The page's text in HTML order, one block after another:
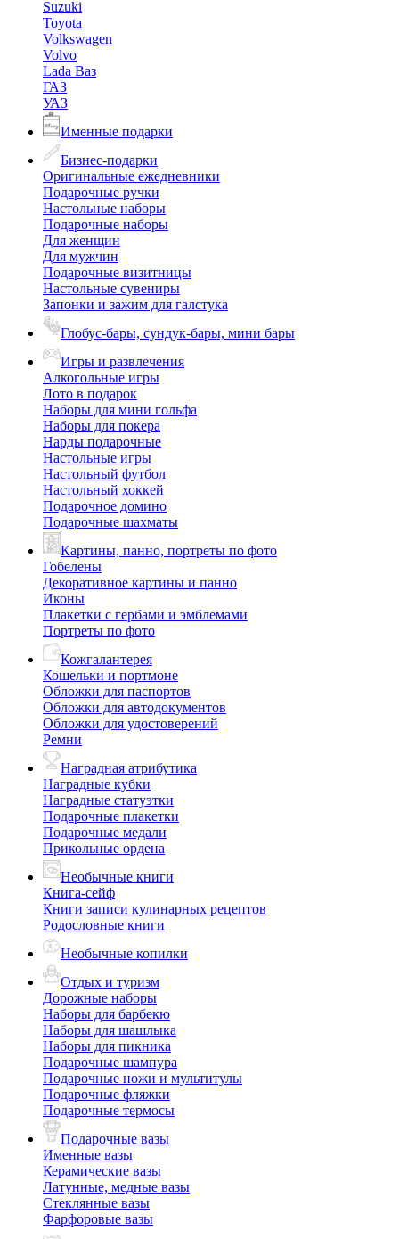
Suzuki
Toyota
Volkswagen
Volvo
Lada Ваз
ГАЗ
УАЗ
Именные подарки
Бизнес-подарки
Оригинальные ежедневники
Подарочные ручки
Настольные наборы
Подарочные наборы
Для женщин
Для мужчин
Подарочные визитницы
Настольные сувениры
Запонки и зажим для галстука
Глобус-бары, сундук-бары, мини бары
Игры и развлечения
Алкогольные игры
Лото в подарок
Наборы для мини гольфа
Наборы для покера
Нарды подарочные
Настольные игры
Настольный футбол
Настольный хоккей
Подарочное домино
Подарочные шахматы
Картины, панно, портреты по фото
Гобелены
Декоративное картины и панно
Иконы
Плакетки с гербами и эмблемами
Портреты по фото
Кожгалантерея
Кошельки и портмоне
Обложки для паспортов
Обложки для автодокументов
Обложки для удостоверений
Ремни
Наградная атрибутика
Наградные кубки
Наградные статуэтки
Подарочные плакетки
Подарочные медали
Прикольные ордена
Необычные книги
Книга-сейф
Книги записи кулинарных рецептов
Родословные книги
Необычные копилки
Отдых и туризм
Дорожные наборы
Наборы для барбекю
Наборы для шашлыка
Наборы для пикника
Подарочные шампура
Подарочные ножи и мультитулы
Подарочные фляжки
Подарочные термосы
Подарочные вазы
Именные вазы
Керамические вазы
Латунные, медные вазы
Стеклянные вазы
Фарфоровые вазы